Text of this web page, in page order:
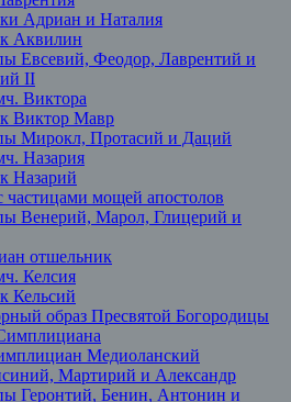
Адриан и Наталия
Аквилин
Евсевий, Феодор, Лаврентий и
II
Виктора
Виктор Мавр
Мирокл, Протасий и Даций
Назария
Назарий
частицами мощей апостолов
Венерий, Марол, Глицерий и
отшельник
Келсия
Кельсий
образ Пресвятой Богородицы
Медиоланский
Мартирий и Александр
Геронтий, Бенин, Антонин и